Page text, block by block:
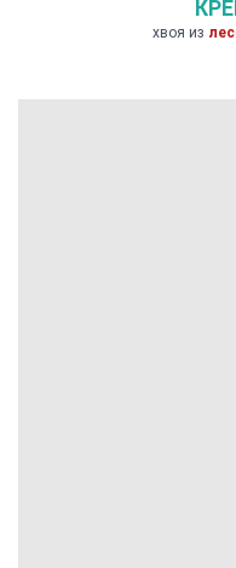
хвоя из